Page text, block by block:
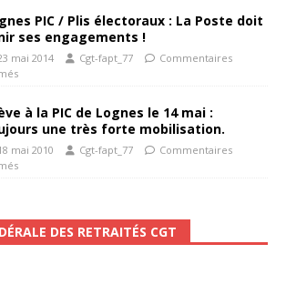
PIC / Plis électoraux : La Poste doit
ses engagements !
mai 2014 Cgt-fapt_77
Commentaires
à la PIC de Lognes le 14 mai :
une très forte mobilisation.
mai 2010 Cgt-fapt_77
Commentaires
DES RETRAITÉS CGT